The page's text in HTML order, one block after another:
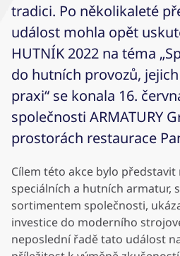
tradici. Po několikaleté
událost mohla opět
HUTNÍK 2022 na téma
do hutních provozů,
praxi“ se konala 16.
společnosti ARMATURY
prostorách restaurace
Cílem této akce bylo
speciálních a hutních armatur,
sortimentem společnosti,
investice do moderního
neposlední řadě tato událost